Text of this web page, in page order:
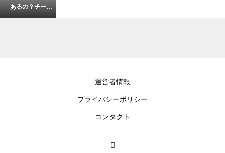
あるの？チーバ
くんの部位や観
運営者情報
プライバシーポリシー
コンタクト